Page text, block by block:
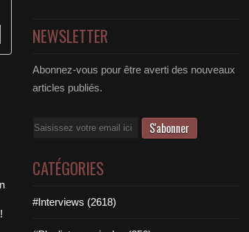
NEWSLETTER
Abonnez-vous pour être averti des nouveaux
articles publiés.
Email
CATÉGORIES
#Interviews (2618)